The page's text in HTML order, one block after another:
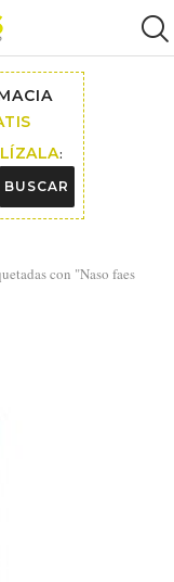
:
BUSCAR
con "Naso faes